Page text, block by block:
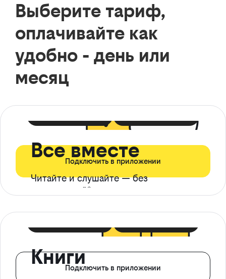
Выберите тариф,
оплачивайте как
удобно - день или
месяц
Все вместе
Читайте и слушайте — без
ограничений*
Подключить в приложении
КнигиПодключить в приложении